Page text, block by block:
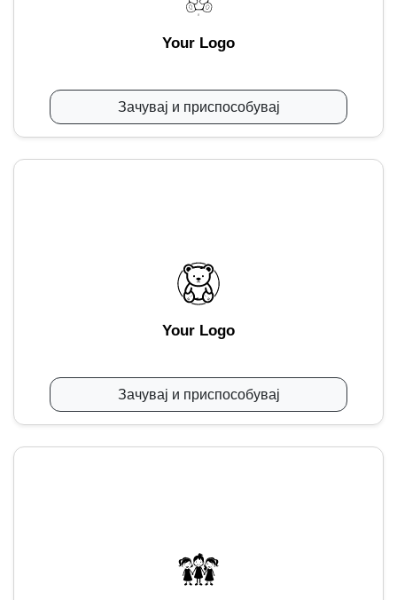
Your Logo
Зачувај и приспособувај
Your Logo
Зачувај и приспособувај